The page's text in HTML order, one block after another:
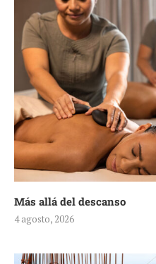
Más allá del descanso
4 agosto, 2026